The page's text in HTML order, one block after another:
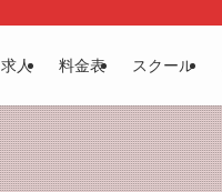
求人 料金表 スクール